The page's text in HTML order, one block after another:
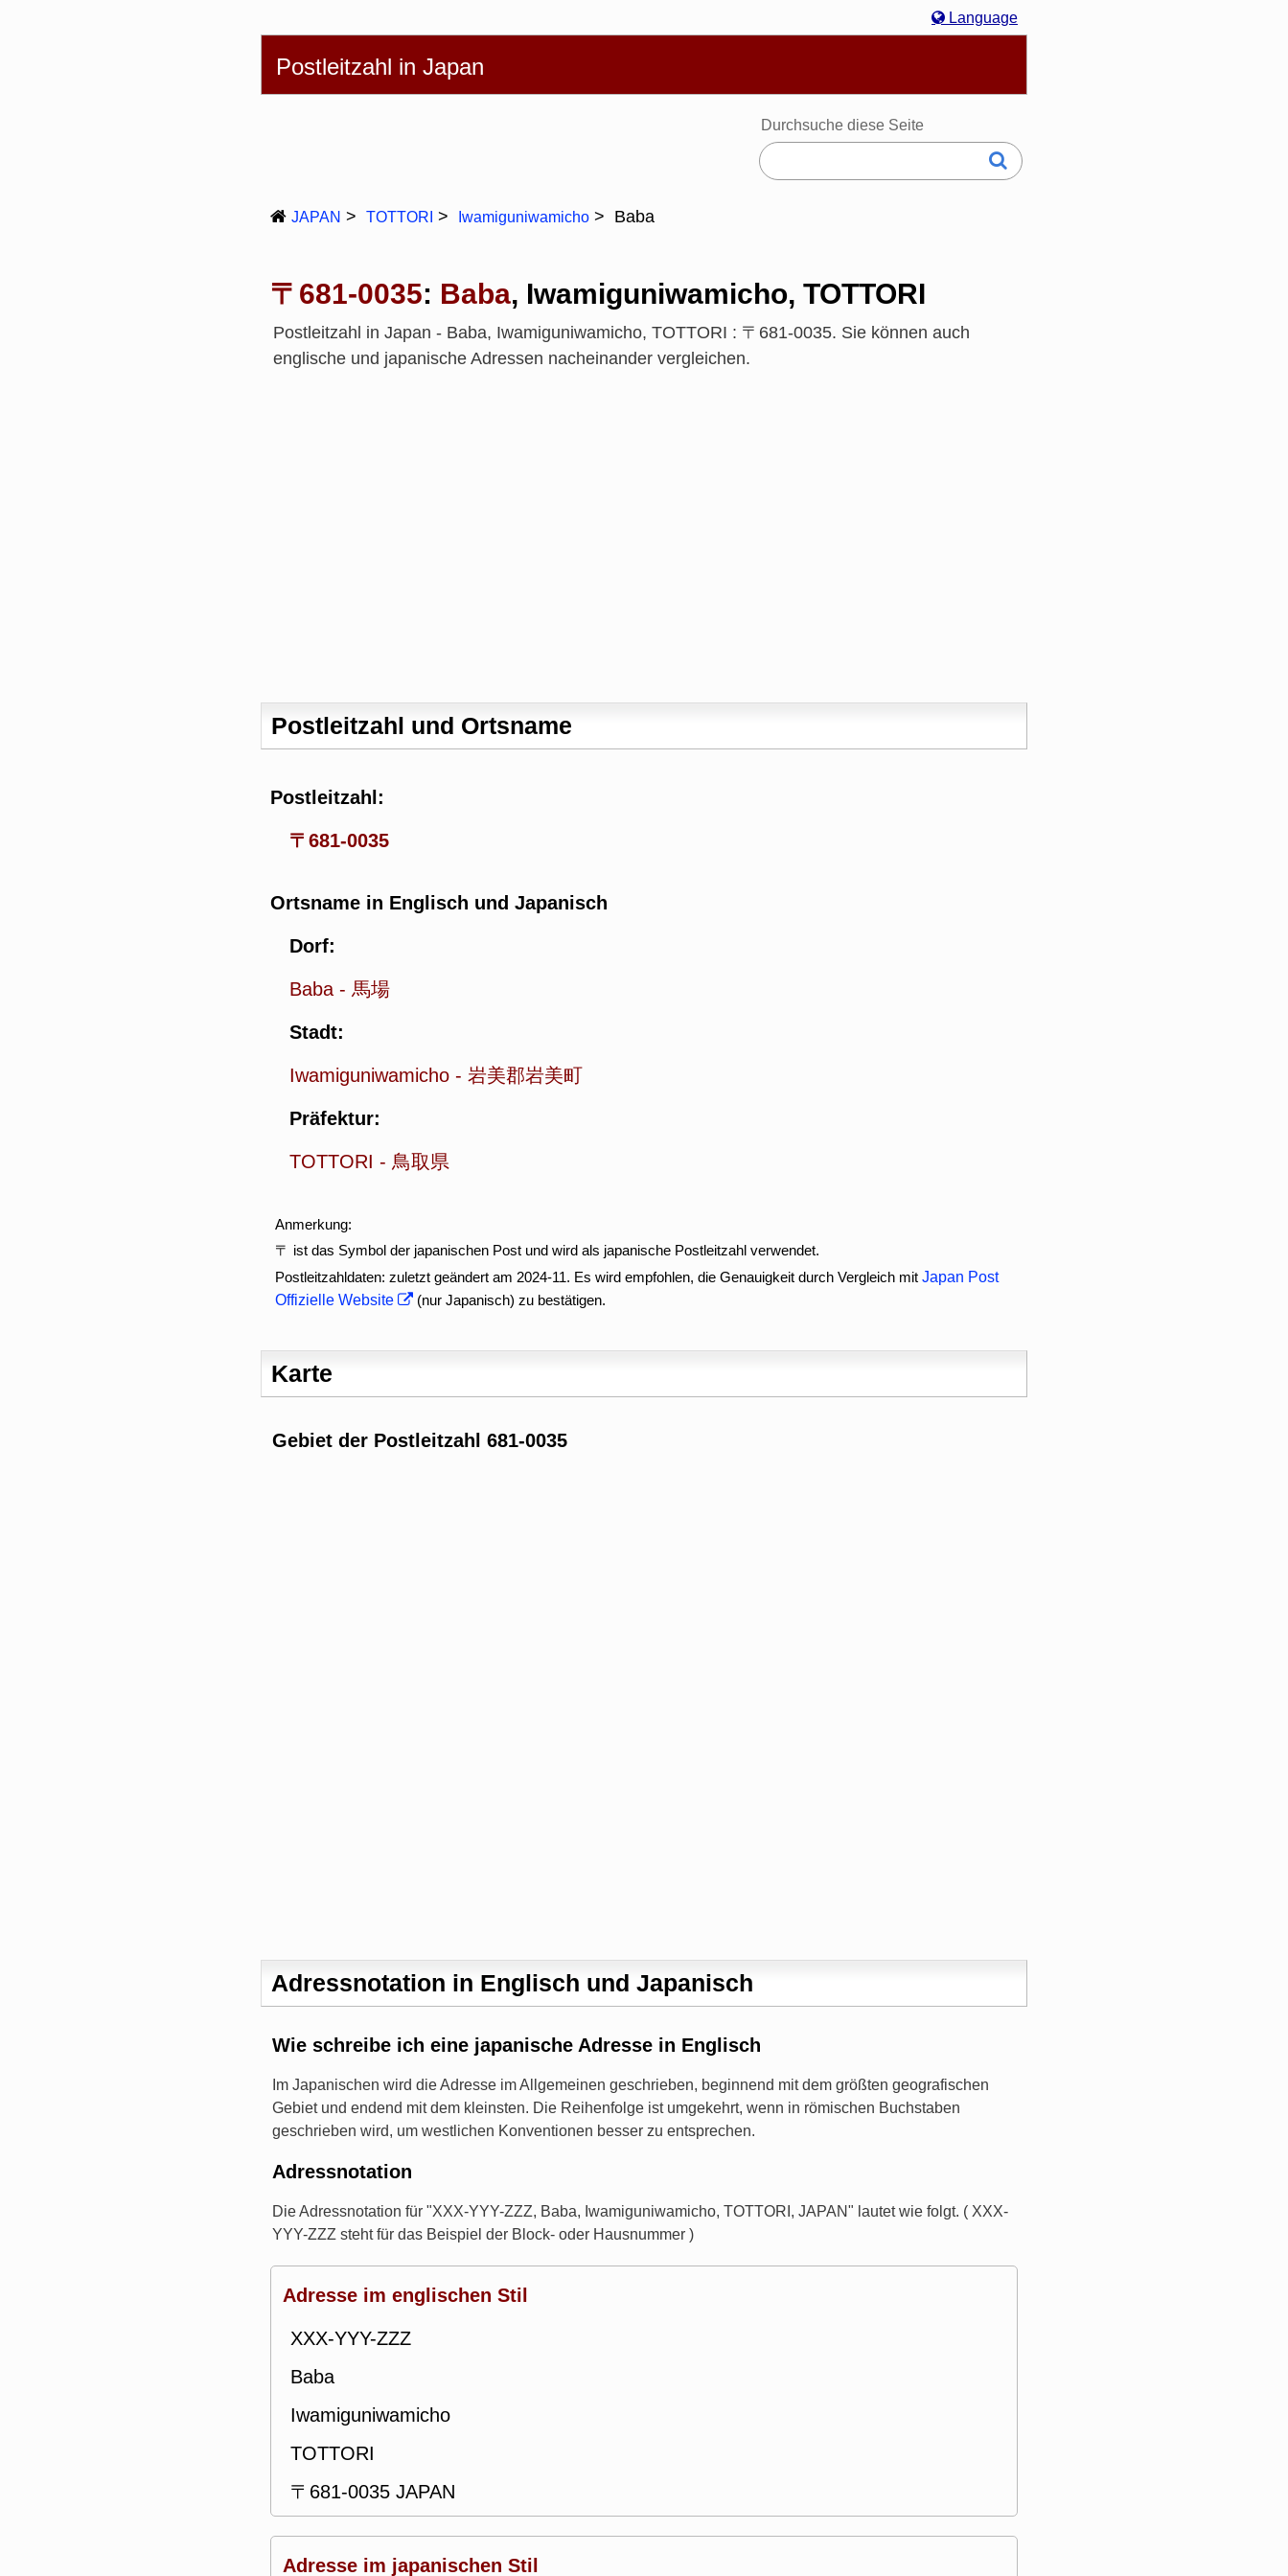
Language
Postleitzahl in Japan
Durchsuche diese Seite
JAPAN TOTTORI Iwamiguniwamicho Baba
〒681-0035: Baba, Iwamiguniwamicho, TOTTORI
Postleitzahl in Japan - Baba, Iwamiguniwamicho, TOTTORI : 〒681-0035. Sie können auch
englische und japanische Adressen nacheinander vergleichen.
Postleitzahl und Ortsname
Postleitzahl:
〒681-0035
Ortsname in Englisch und Japanisch
Dorf:
Baba - 馬場
Stadt:
Iwamiguniwamicho - 岩美郡岩美町
Präfektur:
TOTTORI - 鳥取県
Anmerkung:
〒 ist das Symbol der japanischen Post und wird als japanische Postleitzahl verwendet.
Postleitzahldaten: zuletzt geändert am 2024-11. Es wird empfohlen, die Genauigkeit durch Vergleich mit Japan Post
Offizielle Website
(nur Japanisch) zu bestätigen.
Karte
Gebiet der Postleitzahl 681-0035
Adressnotation in Englisch und Japanisch
Wie schreibe ich eine japanische Adresse in Englisch
Im Japanischen wird die Adresse im Allgemeinen geschrieben, beginnend mit dem größten geografischen
Gebiet und endend mit dem kleinsten. Die Reihenfolge ist umgekehrt, wenn in römischen Buchstaben
geschrieben wird, um westlichen Konventionen besser zu entsprechen.
Adressnotation
Die Adressnotation für "XXX-YYY-ZZZ, Baba, Iwamiguniwamicho, TOTTORI, JAPAN" lautet wie folgt. ( XXX-
YYY-ZZZ steht für das Beispiel der Block- oder Hausnummer )
Adresse im englischen Stil
XXX-YYY-ZZZ
Baba
Iwamiguniwamicho
TOTTORI
〒681-0035 JAPAN
Adresse im japanischen Stil